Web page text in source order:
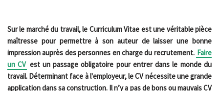
Sur le marché du travail, le Curriculum Vitae est une véritable pièce
maîtresse pour permettre à son auteur de laisser une bonne
impression auprès des personnes en charge du recrutement. Faire
un CV est un passage obligatoire pour entrer dans le monde du
travail. Déterminant face à l'employeur, le CV nécessite une grande
application dans sa construction. Il n’y a pas de bons ou mauvais CV